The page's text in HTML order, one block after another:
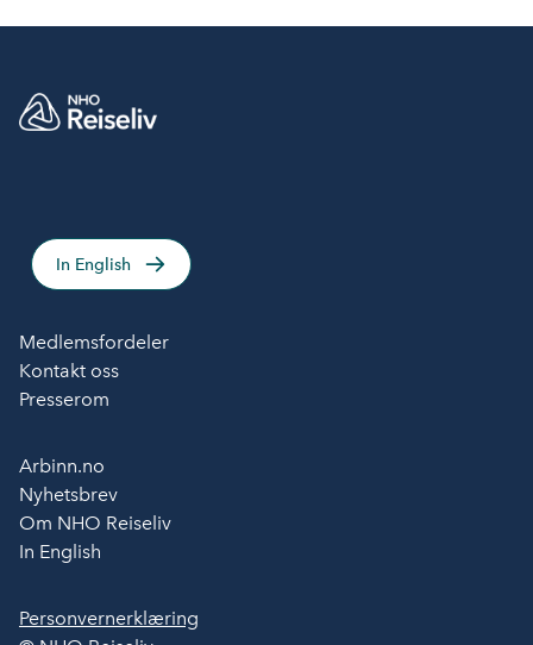
In English
Medlemsfordeler
Kontakt oss
Presserom
Arbinn.no
Nyhetsbrev
Om NHO Reiseliv
In English
Personvernerklæring